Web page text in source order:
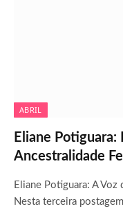
ABRIL
Eliane
Ancestralidade
Eliane Potiguara: A Voz
Nesta terceira